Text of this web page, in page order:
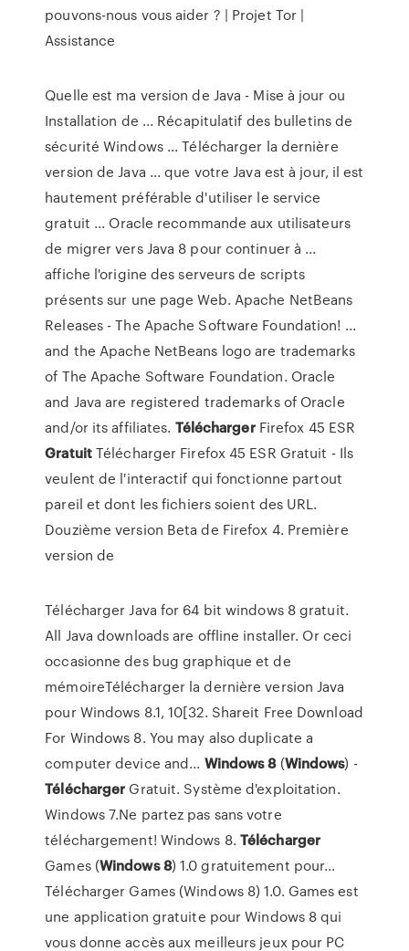
pouvons-nous vous aider ? | Projet Tor |
Assistance
Quelle est ma version de Java - Mise à jour ou
Installation de ... Récapitulatif des bulletins de
sécurité Windows ... Télécharger la dernière
version de Java ... que votre Java est à jour, il est
hautement préférable d'utiliser le service
gratuit ... Oracle recommande aux utilisateurs
de migrer vers Java 8 pour continuer à ...
affiche l'origine des serveurs de scripts
présents sur une page Web. Apache NetBeans
Releases - The Apache Software Foundation! ...
and the Apache NetBeans logo are trademarks
of The Apache Software Foundation. Oracle
and Java are registered trademarks of Oracle
and/or its affiliates. TéléchargerFirefox 45 ESR
GratuitTélécharger Firefox 45 ESR Gratuit - Ils
veulent de l'interactif qui fonctionne partout
pareil et dont les fichiers soient des URL.
Douzième version Beta de Firefox 4. Première
version de
Télécharger Java for 64 bit windows 8 gratuit.
All Java downloads are offline installer. Or ceci
occasionne des bug graphique et de
mémoireTélécharger la dernière version Java
pour Windows 8.1, 10[32. Shareit Free Download
For Windows 8. You may also duplicate a
computer device and... Windows8(Windows) -
Télécharger Gratuit. Système d'exploitation.
Windows 7.Ne partez pas sans votre
téléchargement! Windows 8. Télécharger
Games (Windows 8) 1.0 gratuitement pour...
Télécharger Games (Windows 8) 1.0. Games est
une application gratuite pour Windows 8 qui
vous donne accès aux meilleurs jeux pour PC